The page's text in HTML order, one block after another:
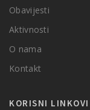
Obavijesti
Aktivnosti
O nama
Kontakt
KORISNI LINKOVI